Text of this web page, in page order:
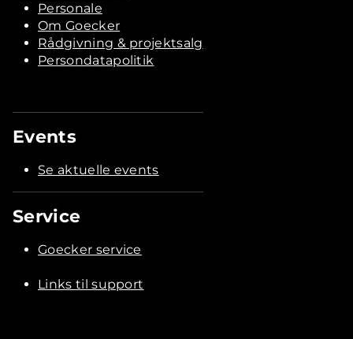
Personale
Om Goecker
Rådgivning & projektsalg
Persondatapolitik
Events
Se aktuelle events
Service
Goecker service
Links til support